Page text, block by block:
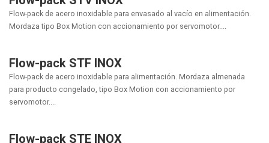
Flow-pack de acero inoxidable para envasado al vacío en alimentación.
Mordaza tipo Box Motion con accionamiento por servomotor....
Flow-pack STF INOX
Flow-pack de acero inoxidable para alimentación. Mordaza almenada
para producto congelado, tipo Box Motion con accionamiento por
servomotor....
Flow-pack STE INOX